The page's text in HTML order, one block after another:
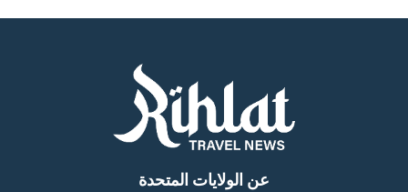
عن الولايات المتحدة